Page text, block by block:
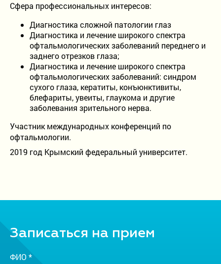
Бесплатно по России
+7 (815) 256-66-56
+7 (921) 150-04-00
9:00 - 19:00
без выходных
Сфера профессиональных интересов:
Диагностика сложной патологии глаз
Диагностика и лечение широкого спектра
офтальмологических заболеваний переднего и
заднего отрезков глаза;
Диагностика и лечение широкого спектра
офтальмологических заболеваний: синдром
сухого глаза, кератиты, конъюнктивиты,
блефариты, увеиты, глаукома и другие
заболевания зрительного нерва.
Участник международных конференций по
офтальмологии.
2019 год Крымский федеральный университет.
Записаться на прием
ФИО *